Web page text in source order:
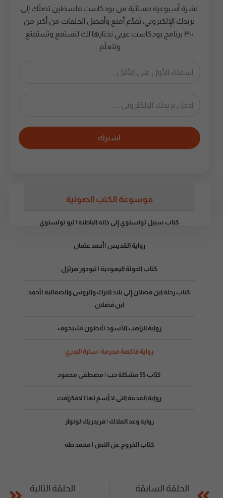
نشرة أسبوعية مسائية من بودكاست فلسطين تصلُك إلى
بريدك الإلكتروني، تُقدِّم أمتع وأفضل الحلقات من أكثر من
٣٠٠ برنامج بودكاست عربي نختارها لك لتستمع وتستمتع
وتتعلّم.
اشترك
موسوعة الكتب الصوتية
كتاب سبيل تولستوي إلى ذاته الباطنة | ليو تولستوي
رواية القديس | أحمد عثمان
كتاب الدولة اليهودية | تيودور هرتزل
كتاب رحلة ابن فضلان إلى بلاد الترك والروس والصقالبة | أحمد
ابن فضلان
رواية الراهب الأسود | أنطون تشيخوف
رواية فاكهة محرمة | سارة البدري
كتاب 55 مشكلة حب | مصطفى محمود
رواية المدينة التى لا أسم لها | لافكرافت
رواية وعد الملاك | فريدريك لونوار
كتاب الخروج عن النص | محمد طه
الحلقة السابقة الحلقة التالية